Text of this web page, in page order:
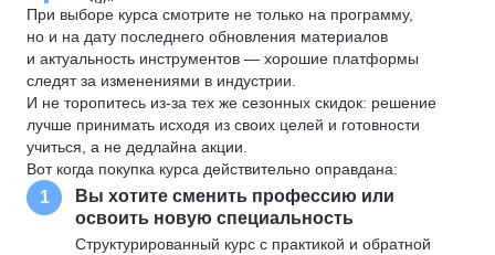
При выборе курса смотрите не только на программу,
но и на дату последнего обновления материалов
и актуальность инструментов — хорошие платформы
следят за изменениями в индустрии.
И не торопитесь из-за тех же сезонных скидок: решение
лучше принимать исходя из своих целей и готовности
учиться, а не дедлайна акции.
Вот когда покупка курса действительно оправдана:
1
Вы хотите сменить профессию или
освоить новую специальность
Структурированный курс с практикой и обратной